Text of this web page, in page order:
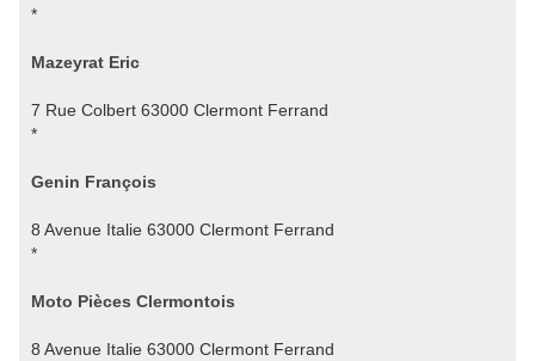
*
Mazeyrat Eric
7 Rue Colbert 63000 Clermont Ferrand
*
Genin François
8 Avenue Italie 63000 Clermont Ferrand
*
Moto Pièces Clermontois
8 Avenue Italie 63000 Clermont Ferrand